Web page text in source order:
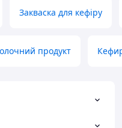
Закваска для кефіру
продукт